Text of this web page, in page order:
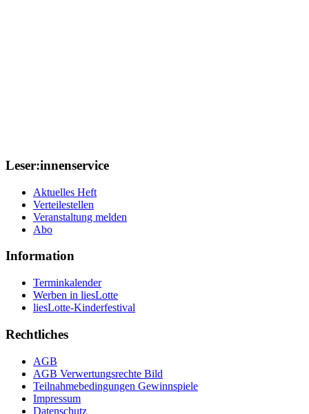
Leser:innenservice
Aktuelles Heft
Verteilestellen
Veranstaltung melden
Abo
Information
Terminkalender
Werben in liesLotte
liesLotte-Kinderfestival
Rechtliches
AGB
AGB Verwertungsrechte Bild
Teilnahmebedingungen Gewinnspiele
Impressum
Datenschutz